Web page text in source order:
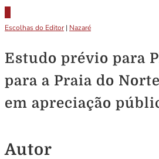
Escolhas do Editor| Nazaré
Estudo prévio para
para a Praia do
em apreciação
Autor